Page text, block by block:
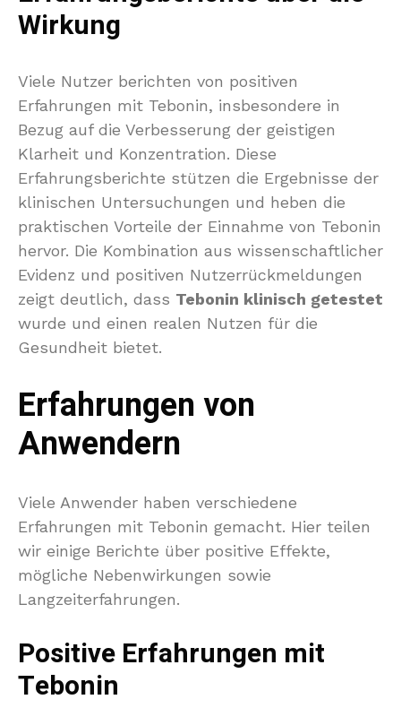
Wirkung
Viele Nutzer berichten von positiven
Erfahrungen mit Tebonin, insbesondere in
Bezug auf die Verbesserung der geistigen
Klarheit und Konzentration. Diese
Erfahrungsberichte stützen die Ergebnisse der
klinischen Untersuchungen und heben die
praktischen Vorteile der Einnahme von Tebonin
hervor. Die Kombination aus wissenschaftlicher
Evidenz und positiven Nutzerrückmeldungen
zeigt deutlich, dass Tebonin klinisch getestet
wurde und einen realen Nutzen für die
Gesundheit bietet.
Erfahrungen von
Anwendern
Viele Anwender haben verschiedene
Erfahrungen mit Tebonin gemacht. Hier teilen
wir einige Berichte über positive Effekte,
mögliche Nebenwirkungen sowie
Langzeiterfahrungen.
Positive Erfahrungen mit
Tebonin